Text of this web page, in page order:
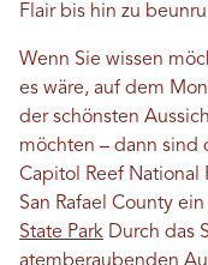
Flair bis hin zu
Wenn Sie wissen
es wäre, auf dem
der schönsten
möchten – dann sind
Capitol Reef National
San Rafael County
State Park Durch das